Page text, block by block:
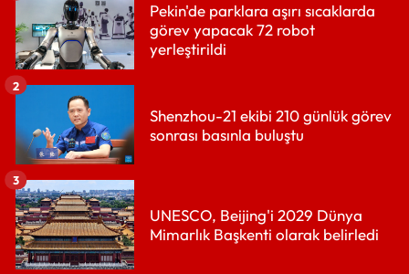
Pekin'de parklara aşırı sıcaklarda
görev yapacak 72 robot
yerleştirildi
Shenzhou-21 ekibi 210 günlük görev
sonrası basınla buluştu
2
UNESCO, Beijing'i 2029 Dünya
Mimarlık Başkenti olarak belirledi
3